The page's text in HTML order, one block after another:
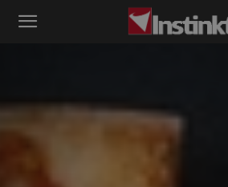
Instinkt